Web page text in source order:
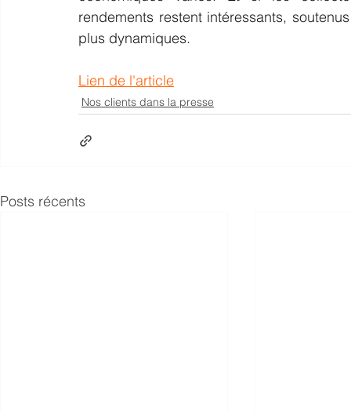
rendements restent intéressants,
plus dynamiques.
Lien de l'article
Nos clients dans la presse
Posts récents